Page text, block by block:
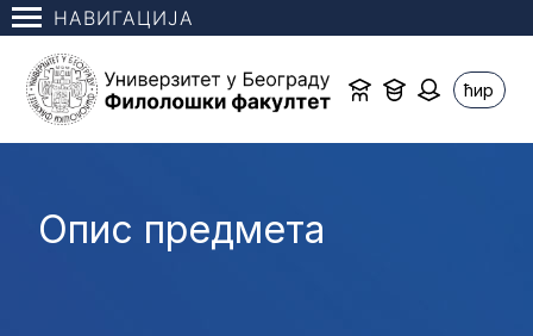
НАВИГАЦИЈА
ћир
Опис предмета